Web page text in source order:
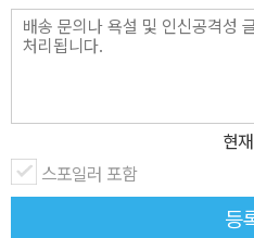
아보기 힘들다. 그래서 『대한민국
나 해석을 애써 비껴가면서 사건
현하는 해설자를 자처하며, 자의
력한다. 독자 스스로 판단할 수 있는
역사서술에서 완전히 가치중립적
취사선택에서부터 사실 정리에 이
현재
스포일러 포함
등